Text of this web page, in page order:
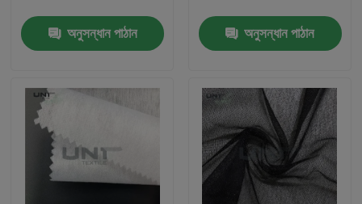
বাড়ি
অনুসন্ধান পাঠান অনুসন্ধান পাঠান